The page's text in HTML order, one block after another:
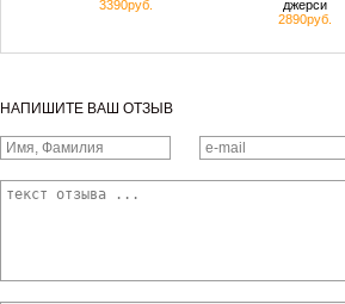
3390руб.
джерси
2890руб.
НАПИШИТЕ ВАШ ОТЗЫВ